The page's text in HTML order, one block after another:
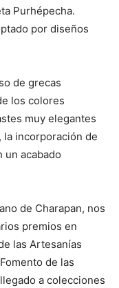
Purhépecha.
por diseños
de grecas
los colores
muy elegantes
incorporación de
un acabado
de Charapan, nos
premios en
las Artesanías
de las
a colecciones